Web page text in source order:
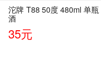
沱牌 T88 50度 480ml 单
酒
35元